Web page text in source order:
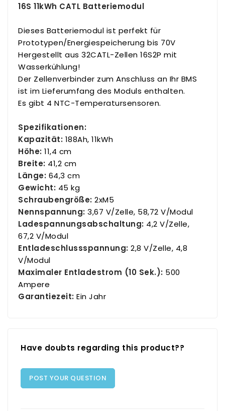
16S 11kWh CATL Batteriemodul
Dieses Batteriemodul ist perfekt für
Prototypen/Energiespeicherung bis 70V
Hergestellt aus 32CATL-Zellen 16S2P mit
Wasserkühlung!
Der Zellenverbinder zum Anschluss an Ihr BMS
ist im Lieferumfang des Moduls enthalten.
Es gibt 4 NTC-Temperatursensoren.
Spezifikationen:
Kapazität: 188Ah, 11kWh
Höhe: 11,4 cm
Breite: 41,2 cm
Länge: 64,3 cm
Gewicht: 45 kg
Schraubengröße: 2xM5
Nennspannung: 3,67 V/Zelle, 58,72 V/Modul
Ladespannungsabschaltung: 4,2 V/Zelle,
67,2 V/Modul
Entladeschlussspannung: 2,8 V/Zelle, 4,8
V/Modul
Maximaler Entladestrom (10 Sek.): 500
Ampere
Garantiezeit: Ein Jahr
Have doubts regarding this product??
POST YOUR QUESTION